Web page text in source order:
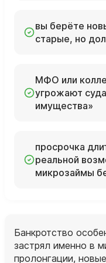
вы берёте
старые, но
МФО или
угрожают
имущества»
просрочка
реальной
микрозаймы
Банкротство
застрял именно в
пролонгации,